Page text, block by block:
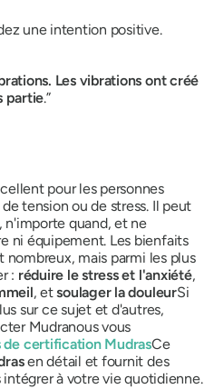
une intention positive.
Les vibrations ont créé
partie.”
pour les personnes
tension ou de stress. Il peut
quand, et ne
ni équipement. Les bienfaits
nombreux, mais parmi les plus
: réduire le stress et l'anxiété,
, etsoulager la douleurSi
sur ce sujet et d'autres,
Mudranous vous
de certification MudrasCe
en détail et fournit des
à votre vie quotidienne.